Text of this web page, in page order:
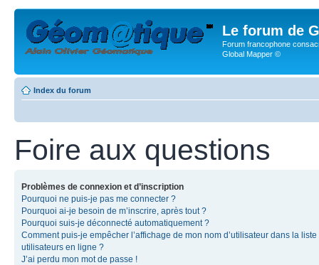
Le forum de
Forum francophone
Global Mapper ©
Index du forum
Foire aux questions
Problèmes de connexion et d’inscription
Pourquoi ne puis-je pas me connecter ?
Pourquoi ai-je besoin de m’inscrire, après tout ?
Pourquoi suis-je déconnecté automatiquement ?
Comment puis-je empêcher l’affichage de mon nom d’utilisateur dans la liste
utilisateurs en ligne ?
J’ai perdu mon mot de passe !